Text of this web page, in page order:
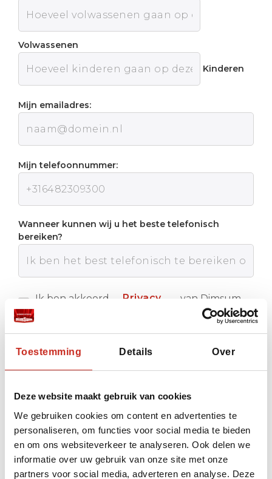
Toestemming Details Over
Deze website maakt gebruik van cookies
We gebruiken cookies om content en advertenties te
personaliseren, om functies voor social media te bieden
en om ons websiteverkeer te analyseren. Ook delen we
informatie over uw gebruik van onze site met onze
partners voor social media, adverteren en analyse. Deze
Volwassenen
Kinderen
Mijn emailadres:
Mijn telefoonnummer:
Wanneer kunnen wij u het beste telefonisch
bereiken?
Ik ben akkoord
Privacy
van Dimsum
Reizen
Verstuur